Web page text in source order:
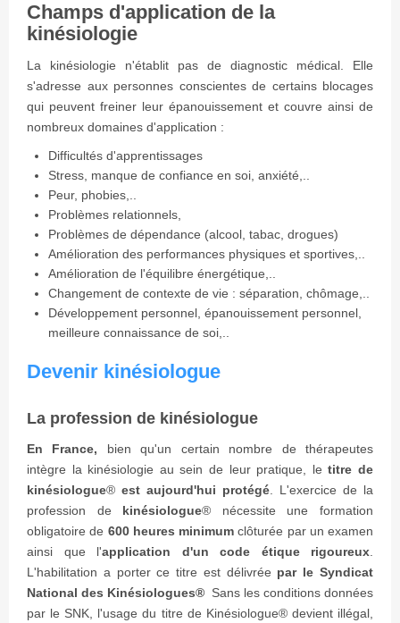
Champs d'application de la
kinésiologie
La kinésiologie n'établit pas de diagnostic médical. Elle
s'adresse aux personnes conscientes de certains blocages
qui peuvent freiner leur épanouissement et couvre ainsi de
nombreux domaines d'application :
Difficultés d'apprentissages
Stress, manque de confiance en soi, anxiété,..
Peur, phobies,..
Problèmes relationnels,
Problèmes de dépendance (alcool, tabac, drogues)
Amélioration des performances physiques et sportives,..
Amélioration de l'équilibre énergétique,..
Changement de contexte de vie : séparation, chômage,..
Développement personnel, épanouissement personnel,
meilleure connaissance de soi,..
Devenir kinésiologue
La profession de kinésiologue
En France, bien qu'un certain nombre de thérapeutes
intègre la kinésiologie au sein de leur pratique, le titre de
kinésiologue® est aujourd'hui protégé . L'exercice de la
profession de kinésiologue® nécessite une formation
obligatoire de 600 heures minimum clôturée par un examen
ainsi que l'application d'un code étique rigoureux
L'habilitation a porter ce titre est délivrée par le Syndicat
National des Kinésiologues® Sans les conditions données
par le SNK, l'usage du titre de Kinésiologue® devient illégal,